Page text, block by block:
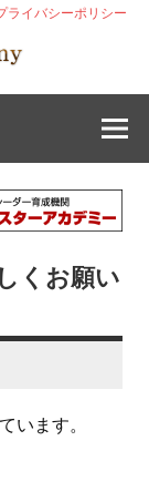
ライバシーポリシー
くお願い
います。